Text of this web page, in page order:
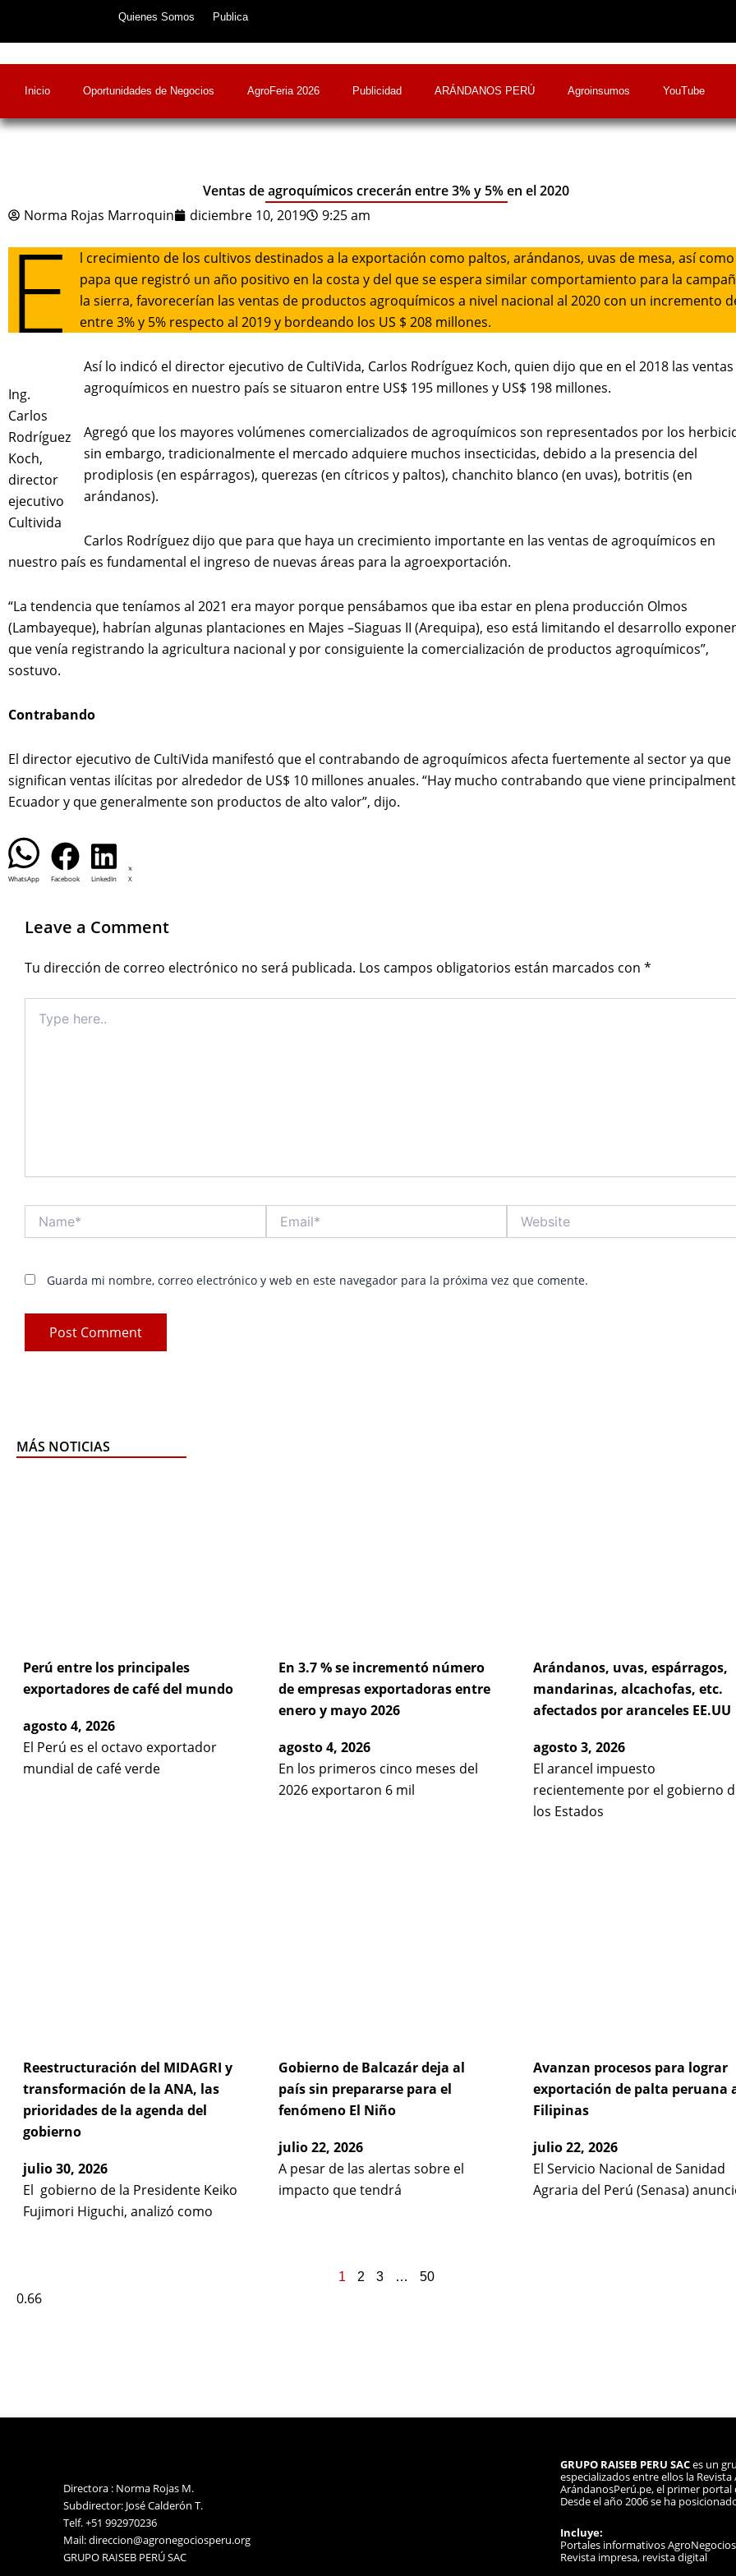
Quienes Somos Publica
Inicio Oportunidades de Negocios AgroFeria 2026 Publicidad ARÁNDANOS PERÚ Agroinsumos YouTube
Ventas de agroquímicos crecerán entre 3% y 5% en el 2020
Norma Rojas Marroquin
diciembre 10, 2019 9:25 am
E
l crecimiento de los cultivos destinados a la exportación como paltos, arándanos, uvas de mesa, así
papa que registró un año positivo en la costa y del que se espera similar comportamiento para la
la sierra, favorecerían las ventas de productos agroquímicos a nivel nacional al 2020 con un incremento
entre 3% y 5% respecto al 2019 y bordeando los US $ 208 millones.
Ing.
Carlos
Rodríguez
Koch,
director
ejecutivo
Cultivida
Así lo indicó el director ejecutivo de CultiVida, Carlos Rodríguez Koch, quien dijo que en el 2018 las
agroquímicos en nuestro país se situaron entre US$ 195 millones y US$ 198 millones.
Agregó que los mayores volúmenes comercializados de agroquímicos son representados por los
sin embargo, tradicionalmente el mercado adquiere muchos insecticidas, debido a la presencia del
prodiplosis (en espárragos), querezas (en cítricos y paltos), chanchito blanco (en uvas), botritis (en
arándanos).
Carlos Rodríguez dijo que para que haya un crecimiento importante en las ventas de agroquímicos en
nuestro país es fundamental el ingreso de nuevas áreas para la agroexportación.
“La tendencia que teníamos al 2021 era mayor porque pensábamos que iba estar en plena producción Olmos
(Lambayeque), habrían algunas plantaciones en Majes –Siaguas II (Arequipa), eso está limitando el desarrollo
que venía registrando la agricultura nacional y por consiguiente la comercialización de productos agroquímicos”,
sostuvo.
Contrabando
El director ejecutivo de CultiVida manifestó que el contrabando de agroquímicos afecta fuertemente al sector ya que
significan ventas ilícitas por alrededor de US$ 10 millones anuales. “Hay mucho contrabando que viene
Ecuador y que generalmente son productos de alto valor”, dijo.
WhatsApp Facebook LinkedIn X
Leave a Comment
Tu dirección de correo electrónico no será publicada. Los campos obligatorios están marcados con *
here..
Guarda mi nombre, correo electrónico y web en este navegador para la próxima vez que comente.
MÁS NOTICIAS
Perú entre los principales
exportadores de café del mundo
agosto 4, 2026
El Perú es el octavo exportador
mundial de café verde
En 3.7 % se incrementó número
de empresas exportadoras entre
enero y mayo 2026
agosto 4, 2026
En los primeros cinco meses del
2026 exportaron 6 mil
Arándanos, uvas, espárragos,
mandarinas, alcachofas, etc.
afectados por aranceles EE.UU
agosto 3, 2026
El arancel impuesto
recientemente por el gobierno
los Estados
Reestructuración del MIDAGRI y
transformación de la ANA, las
prioridades de la agenda del
gobierno
julio 30, 2026
El gobierno de la Presidente Keiko
Fujimori Higuchi, analizó como
Gobierno de Balcazár deja al
país sin prepararse para el
fenómeno El Niño
julio 22, 2026
A pesar de las alertas sobre el
impacto que tendrá
Avanzan procesos para lograr
exportación de palta peruana
Filipinas
julio 22, 2026
El Servicio Nacional de Sanidad
Agraria del Perú (Senasa)
1 2 3 … 50
Directora : Norma Rojas M.
Subdirector: José Calderón T.
Telf. +51 992970236
Mail: direccion@agronegociosperu.org
GRUPO RAISEB PERÚ SAC
GRUPO RAISEB PERU SACes un
especializados entre ellos la
ArándanosPerú.pe, el primer
Desde el año 2006 se ha
Incluye:
Portales informativos
Revista impresa, revista digital